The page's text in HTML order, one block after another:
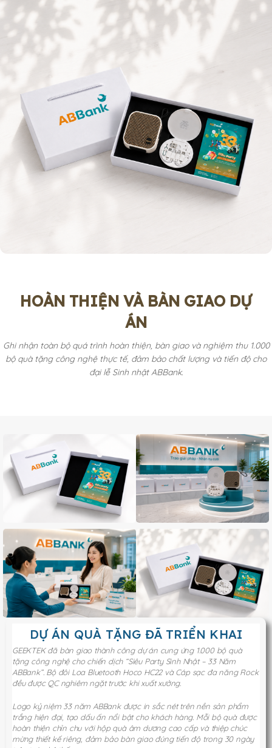
HOÀN THIỆN VÀ BÀN GIAO DỰ
ÁN
Ghi nhận toàn bộ quá trình hoàn thiện, bàn giao và nghiệm thu 1.000
bộ quà tặng công nghệ thực tế, đảm bảo chất lượng và tiến độ cho
đại lễ Sinh nhật ABBank.
DỰ ÁN QUÀ TẶNG ĐÃ TRIỂN KHAI
GEEKTEK đã bàn giao thành công dự án cung ứng 1.000 bộ quà
tặng công nghệ cho chiến dịch “Siêu Party Sinh Nhật – 33 Năm
ABBank”. Bộ đôi Loa Bluetooth Hoco HC22 và Cáp sạc đa năng Rock
đều được QC nghiêm ngặt trước khi xuất xưởng.
Logo kỷ niệm 33 năm ABBank được in sắc nét trên nền sản phẩm
trắng hiện đại, tạo dấu ấn nổi bật cho khách hàng. Mỗi bộ quà được
hoàn thiện chỉn chu với hộp quà âm dương cao cấp và thiệp chúc
mừng thiết kế riêng, đảm bảo bàn giao đúng tiến độ trong 30 ngày